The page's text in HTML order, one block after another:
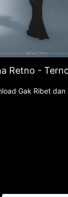
Retno -
Gak Ribet